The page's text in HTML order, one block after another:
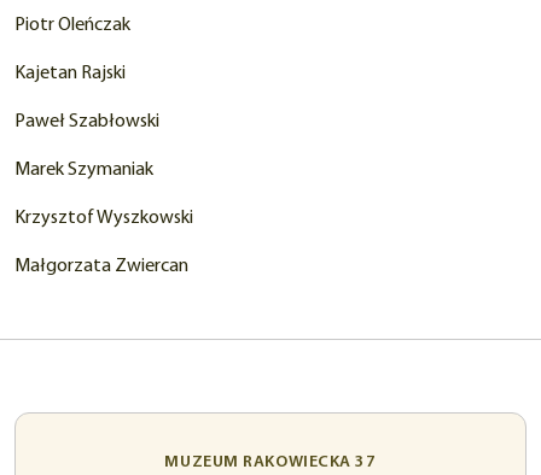
Piotr Oleńczak
Kajetan Rajski
Paweł Szabłowski
Marek Szymaniak
Krzysztof Wyszkowski
Małgorzata Zwiercan
MUZEUM RAKOWIECKA 37